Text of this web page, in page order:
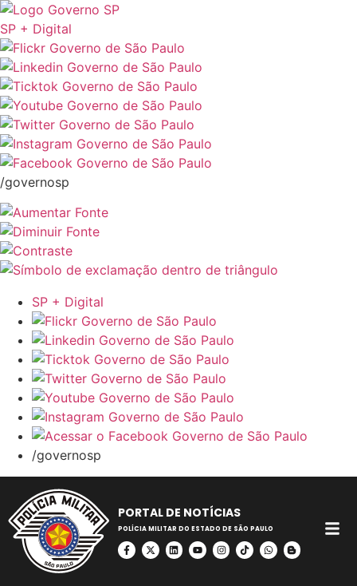
SP + Digital
/governosp
SP + Digital
/governosp
PORTAL DE NOTÍCIAS
POLÍCIA MILITAR DO ESTADO DE SÃO PAULO